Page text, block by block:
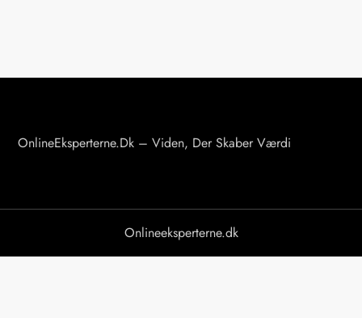
g
i
OnlineEksperterne.dk – Viden, Der Skaber Værdi
Onlineeksperterne.dk